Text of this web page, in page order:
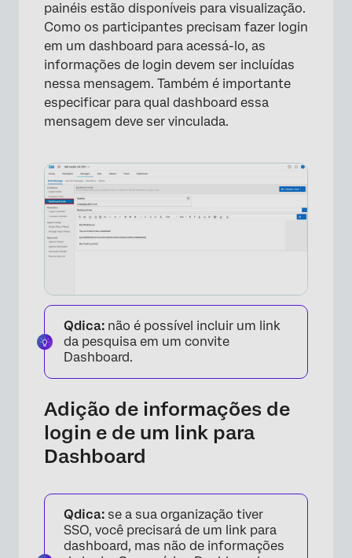
×
×
painéis estão disponíveis para visualização.
Como os participantes precisam fazer login
em um dashboard para acessá-lo, as
informações de login devem ser incluídas
nessa mensagem. Também é importante
especificar para qual dashboard essa
mensagem deve ser vinculada.
Qdica: não é possível incluir um link
da pesquisa em um convite
Dashboard.
Adição de informações de
login e de um link para
Dashboard
Qdica: se a sua organização tiver
SSO, você precisará de um link para
dashboard, mas não de informações